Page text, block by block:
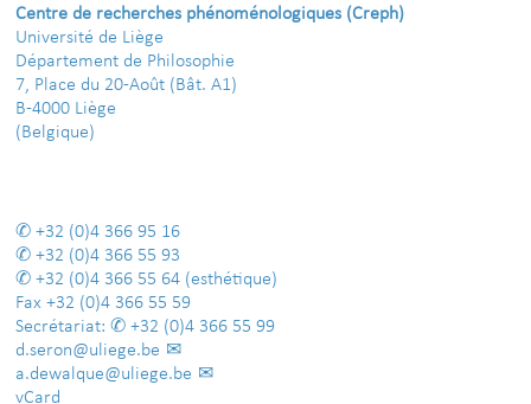
Centre de recherches phénoménologiques (Creph)
Université de Liège
Département de Philosophie
7, Place du 20-Août (Bât. A1)
B-4000 Liège
(Belgique)
+32 (0)4 366 95 16
+32 (0)4 366 55 93
+32 (0)4 366 55 64 (esthétique)
Fax +32 (0)4 366 55 59
Secrétariat:
+32 (0)4 366 55 99
d.seron@uliege.be
a.dewalque@uliege.be
vCard